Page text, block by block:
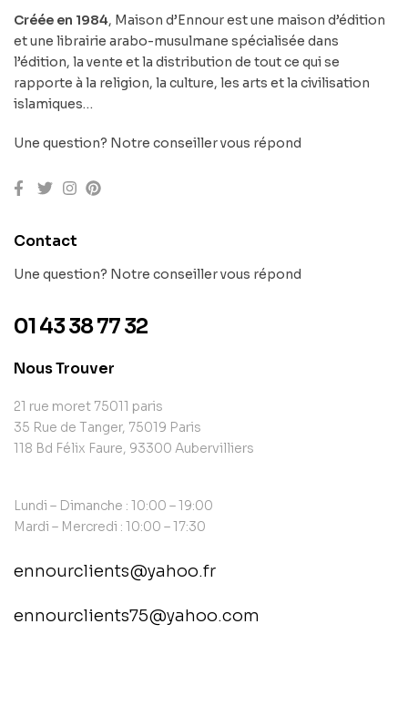
Créée en 1984, Maison d’Ennour est une maison d’édition
et une librairie arabo-musulmane spécialisée dans
l’édition, la vente et la distribution de tout ce qui se
rapporte à la religion, la culture, les arts et la civilisation
islamiques…
Une question? Notre conseiller vous répond
Contact
Une question? Notre conseiller vous répond
01 43 38 77 32
Nous Trouver
21 rue moret 75011 paris
35 Rue de Tanger, 75019 Paris
118 Bd Félix Faure, 93300 Aubervilliers
Lundi – Dimanche : 10:00 – 19:00
Mardi – Mercredi : 10:00 – 17:30
ennourclients@yahoo.fr
ennourclients75@yahoo.com